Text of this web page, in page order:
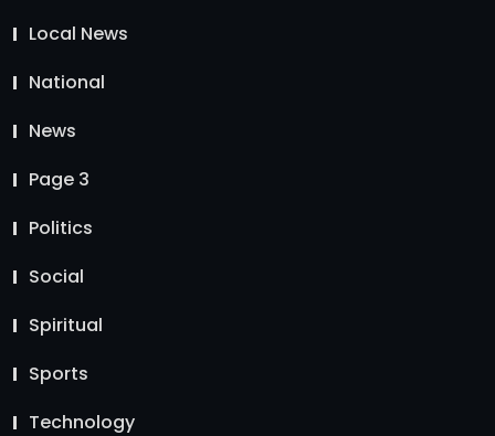
Local News
National
News
Page 3
Politics
Social
Spiritual
Sports
Technology